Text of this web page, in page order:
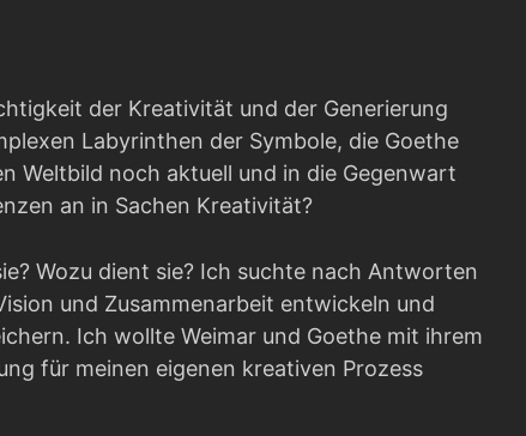
der Kreativität und der Generierung
Labyrinthen der Symbole, die Goethe
Weltbild noch aktuell und in die Gegenwart
an in Sachen Kreativität?
Wozu dient sie? Ich suchte nach Antworten
und Zusammenarbeit entwickeln und
Ich wollte Weimar und Goethe mit ihrem
für meinen eigenen kreativen Prozess